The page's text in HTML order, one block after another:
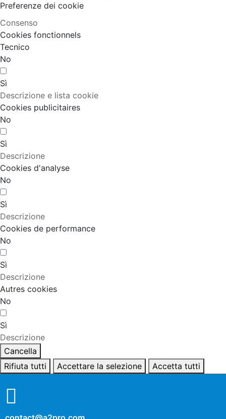
Preferenze dei cookie
Consenso
Cookies fonctionnels
Tecnico
No
Sì
Descrizione e lista cookie
Cookies publicitaires
No
Sì
Descrizione
Cookies d'analyse
No
Sì
Descrizione
Cookies de performance
No
Sì
Descrizione
Autres cookies
No
Sì
Descrizione
Cancella
Rifiuta tutti
Accettare la selezione Accetta tutti